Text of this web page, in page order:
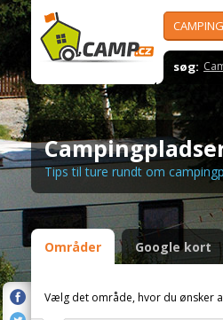
søg:
Tips til ture rundt om
Områder Google kort
Vælg det område, hvor du ønsker